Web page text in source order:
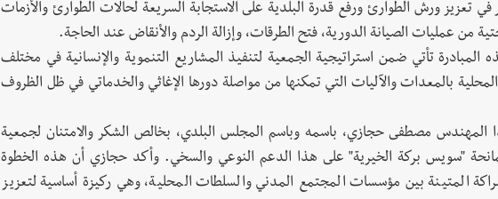
​تعزيز ورش الطوارئ ورفع قدرة البلدية على الاستجابة السريعة لحالات الطوارئ والأزمات
من عمليات الصيانة الدورية، فتح الطرقات، وإزالة الردم والأنقاض عند الحاجة.
تأتي ضمن استراتيجية الجمعية لتنفيذ المشاريع التنموية والإنسانية في مختلف
المحلية بالمعدات والآليات التي تمكنها من مواصلة دورها الإغاثي والخدماتي في ظل الظروف
مصطفى حجازي، باسمه وباسم المجلس البلدي، بخالص الشكر والامتنان لجمعية
"سويس بركة الخيرية" على هذا الدعم النوعي والسخي. ​وأكد حجازي أن هذه الخطوة
المتينة بين مؤسسات المجتمع المدني والسلطات المحلية، وهي ركيزة أساسية لتعزيز